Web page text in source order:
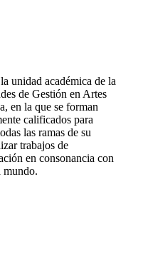
unidad académica de la
de Gestión en Artes
en la que se forman
calificados para
las ramas de su
trabajos de
en consonancia con
mundo.